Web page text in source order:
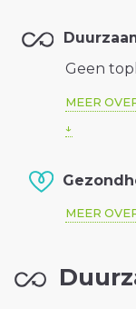
Geen
MEER
MEER